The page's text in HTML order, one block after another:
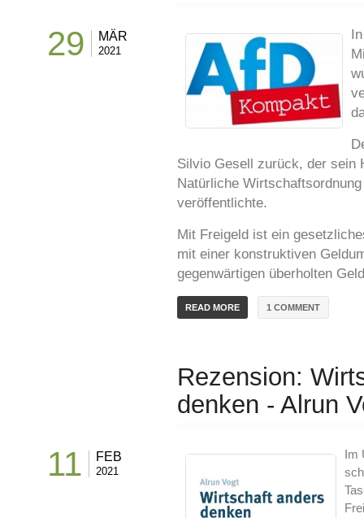
29 MÄR
2021
Silvio Gesell zurück, der sein
Natürliche
veröffentlichte.
Mit Freigeld ist ein
mit einer konstruktiven
gegenwärtigen überholten
READ MORE 1 COMMENT
Rezension:
denken - Alrun
11 FEB
2021
Im